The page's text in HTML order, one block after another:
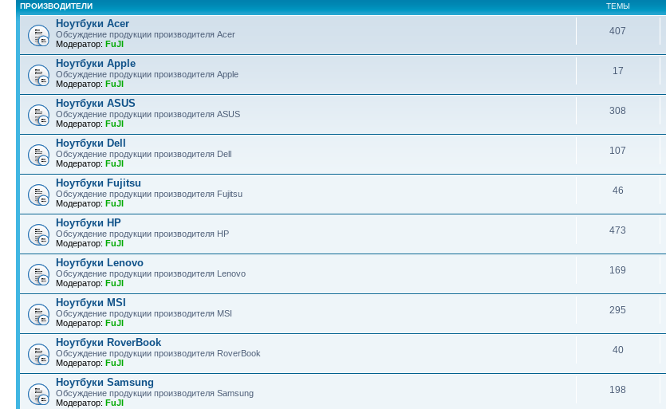
ПРОИЗВОДИТЕЛИ ТЕМЫ
Ноутбуки Acer
Обсуждение продукции производителя Acer
Модератор: FuJI
407
Ноутбуки Apple
Обсуждение продукции производителя Apple
Модератор: FuJI
17
Ноутбуки ASUS
Обсуждение продукции производителя ASUS
Модератор: FuJI
308
Ноутбуки Dell
Обсуждение продукции производителя Dell
Модератор: FuJI
107
Ноутбуки Fujitsu
Обсуждение продукции производителя Fujitsu
Модератор: FuJI
46
Ноутбуки HP
Обсуждение продукции производителя HP
Модератор: FuJI
473
Ноутбуки Lenovo
Обсуждение продукции производителя Lenovo
Модератор: FuJI
169
Ноутбуки MSI
Обсуждение продукции производителя MSI
Модератор: FuJI
295
Ноутбуки RoverBook
Обсуждение продукции производителя RoverBook
Модератор: FuJI
40
Ноутбуки Samsung
Обсуждение продукции производителя Samsung
Модератор: FuJI
198